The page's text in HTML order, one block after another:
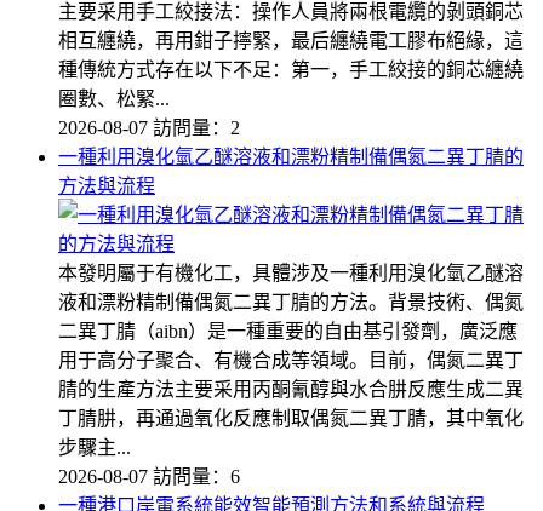
主要采用手工絞接法：操作人員將兩根電纜的剝頭銅芯
相互纏繞，再用鉗子擰緊，最后纏繞電工膠布絕緣，這
種傳統方式存在以下不足：第一，手工絞接的銅芯纏繞
圈數、松緊...
2026-08-07 訪問量：2
一種利用溴化氫乙醚溶液和漂粉精制備偶氮二異丁腈的
方法與流程
本發明屬于有機化工，具體涉及一種利用溴化氫乙醚溶
液和漂粉精制備偶氮二異丁腈的方法。背景技術、偶氮
二異丁腈（aibn）是一種重要的自由基引發劑，廣泛應
用于高分子聚合、有機合成等領域。目前，偶氮二異丁
腈的生產方法主要采用丙酮氰醇與水合肼反應生成二異
丁腈肼，再通過氧化反應制取偶氮二異丁腈，其中氧化
步驟主...
2026-08-07 訪問量：6
一種港口岸電系統能效智能預測方法和系統與流程